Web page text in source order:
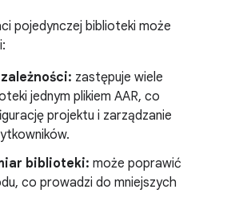
pojedynczej biblioteki może
zastępuje wiele
jednym plikiem AAR, co
projektu i zarządzanie
biblioteki: może poprawić
co prowadzi do mniejszych